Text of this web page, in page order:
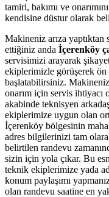
tamiri, bakımı ve
kendisine düstur olarak
Makineniz arıza yaptıktan
ettiğiniz anda İçerenköy
servisimizi arayarak
ekiplerimizle görüşerek
başlatabilirsiniz.
onarım için servis ihtiyacı
akabinde teknisyen
ekiplerimize uygun olan
İçerenköy bölgesinin
adres bilgilerinizi tam
belirtilen randevu
sizin için yola çıkar. Bu
teknik ekiplerimize yada
konum paylaşımı
olan randevu saatine en